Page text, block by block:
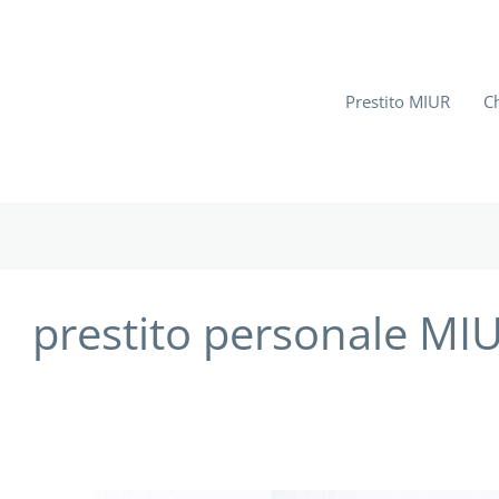
Prestito MIUR
prestito personale